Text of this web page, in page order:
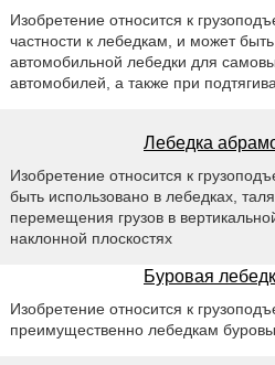
Изобретение относится к
частности к лебедкам, и может
автомобильной лебедки для
автомобилей, а также при
Лебедка
Изобретение относится к
быть использовано в лебедках,
перемещения грузов в
наклонной плоскостях
Буровая
Изобретение относится к
преимущественно лебедкам